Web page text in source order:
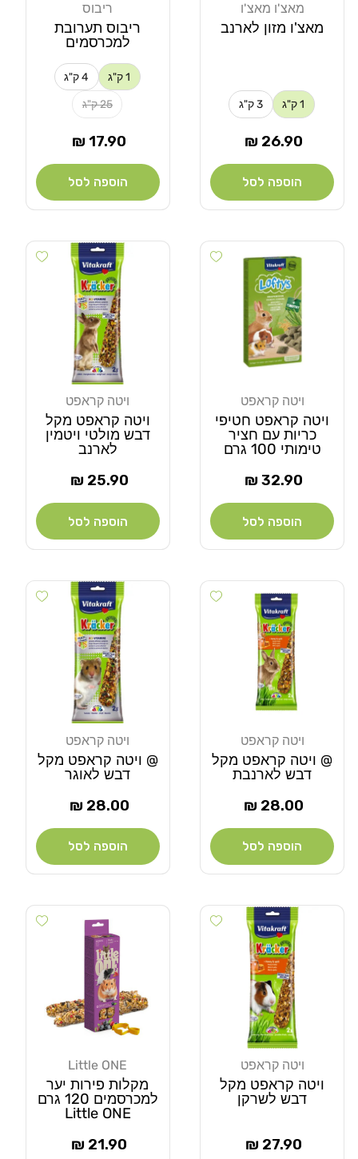
מאצ'ו מאצ'ו
מאצ'ו מזון לארנב
1 ק"ג 3 ק"ג
מחיר
26.90 ₪
הוספה לסל
ריבוס
ריבוס תערובת
למכרסמים
1 ק"ג 4 ק"ג
25 ק"ג
מחיר
17.90 ₪
הוספה לסל
Add wishlist
ויטה קראפט
ויטה קראפט חטיפי
כריות עם חציר
טימותי 100 גרם
מחיר
32.90 ₪
הוספה לסל
Add wishlist
ויטה קראפט
ויטה קראפט מקל
דבש מולטי ויטמין
לארנב
מחיר
25.90 ₪
הוספה לסל
Add wishlist
ויטה קראפט
@ ויטה קראפט מקל
דבש לארנבת
מחיר
28.00 ₪
הוספה לסל
Add wishlist
ויטה קראפט
@ ויטה קראפט מקל
דבש לאוגר
מחיר
28.00 ₪
הוספה לסל
Add wishlist
ויטה קראפט
ויטה קראפט מקל
דבש לשרקן
מחיר
27.90 ₪
Add wishlist
Little ONE
מקלות פירות יער
למכרסמים 120 גרם
Little ONE
מחיר
21.90 ₪